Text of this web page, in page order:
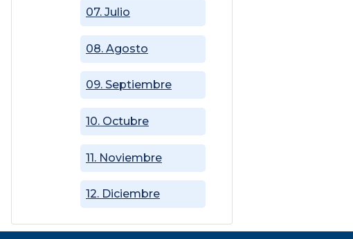
07. Julio
08. Agosto
09. Septiembre
10. Octubre
11. Noviembre
12. Diciembre